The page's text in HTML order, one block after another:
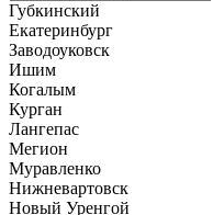
Губкинский
Екатеринбург
Заводоуковск
Ишим
Когалым
Курган
Лангепас
Мегион
Муравленко
Нижневартовск
Новый Уренгой